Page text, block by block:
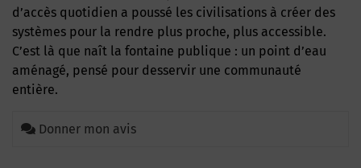
d’accès quotidien a poussé les civilisations à créer des
systèmes pour la rendre plus proche, plus accessible.
C’est là que naît la fontaine publique : un point d’eau
aménagé, pensé pour desservir une communauté
entière.
Donner mon avis